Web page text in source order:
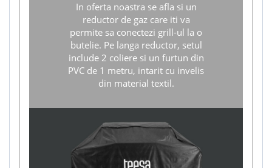
In oferta noastra se afla si un
reductor de gaz care iti va
permite sa conectezi grill-ul la o
butelie. Pe langa reductor, setul
include 2 coliere si un furtun din
PVC de 1 metru, intarit cu invelis
din material textil.